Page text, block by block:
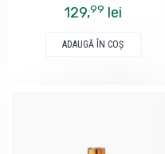
129,99 lei
ADAUGĂ ÎN COŞ